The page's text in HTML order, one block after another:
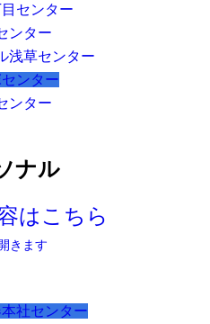
センター
ンター
浅草センター
ンター
ンター
ナル
はこちら
きます
社センター